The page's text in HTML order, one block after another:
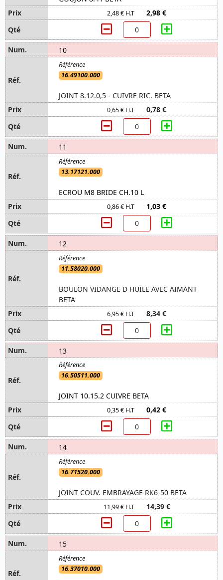
2,48 € H.T 2,98 €
10
16.49100.000
JOINT 8.12.0,5 - CUIVRE RIC. BETA
0,65 € H.T 0,78 €
11
13.17121.000
ECROU M8 BRIDE CH.10 L
0,86 € H.T 1,03 €
12
11.58020.000
BOULON VIDANGE D HUILE AVEC AIMANT
BETA
6,95 € H.T 8,34 €
13
16.50511.000
JOINT 10.15.2 CUIVRE BETA
0,35 € H.T 0,42 €
14
16.71520.000
JOINT COUV. EMBRAYAGE RK6-50 BETA
11,99 € H.T 14,39 €
15
16.37010.000